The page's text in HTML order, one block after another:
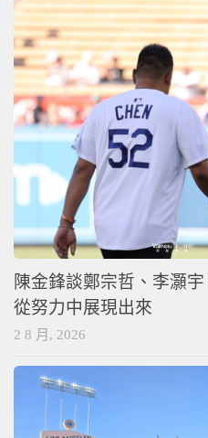
陳金鋒談鄭宗哲、李灝
從努力中展現出來
2 8 月, 2026